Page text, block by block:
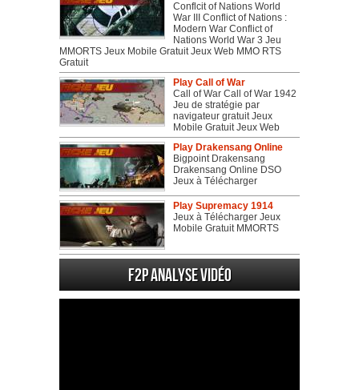
Conflcit of Nations World
War III Conflict of Nations :
Modern War Conflict of
Nations World War 3 Jeu
MMORTS Jeux Mobile Gratuit Jeux Web MMO RTS
Gratuit
Play Call of War
Call of War Call of War 1942
Jeu de stratégie par
navigateur gratuit Jeux
Mobile Gratuit Jeux Web
Play Drakensang Online
Bigpoint Drakensang
Drakensang Online DSO
Jeux à Télécharger
Play Supremacy 1914
Jeux à Télécharger Jeux
Mobile Gratuit MMORTS
F2P Analyse vidéo